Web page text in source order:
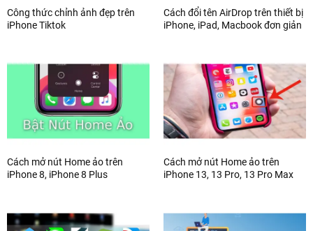
Công thức chỉnh ảnh đẹp trên
iPhone Tiktok
Cách đổi tên AirDrop trên thiết bị
iPhone, iPad, Macbook đơn giản
Cách mở nút Home ảo trên
iPhone 8, iPhone 8 Plus
Cách mở nút Home ảo trên
iPhone 13, 13 Pro, 13 Pro Max